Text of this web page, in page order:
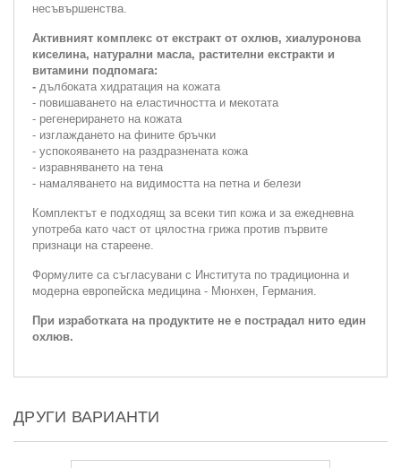
несъвършенства.
Активният комплекс от екстракт от охлюв, хиалуронова
киселина, натурални масла, растителни екстракти и
витамини подпомага:
- дълбоката хидратация на кожата
- повишаването на еластичността и мекотата
- регенерирането на кожата
- изглаждането на фините бръчки
- успокояването на раздразнената кожа
- изравняването на тена
- намаляването на видимостта на петна и белези
Комплектът е подходящ за всеки тип кожа и за ежедневна
употреба като част от цялостна грижа против първите
признаци на стареене.
Формулите са съгласувани с Института по традиционна и
модерна европейска медицина - Мюнхен, Германия.
При изработката на продуктите не е пострадал нито един
охлюв.
ДРУГИ ВАРИАНТИ